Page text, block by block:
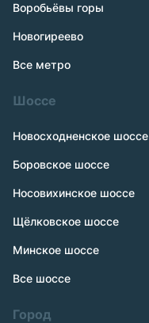
Воробьёвы горы
Новогиреево
Все метро
Шоссе
Новосходненское шоссе
Боровское шоссе
Носовихинское шоссе
Щёлковское шоссе
Минское шоссе
Все шоссе
Город